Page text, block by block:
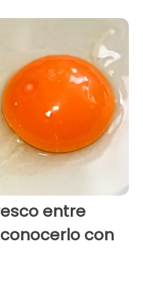
entre
con